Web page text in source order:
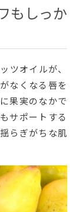
もしっか
ツオイルが、
なくなる唇を
果実のなかで
サポートする
らぎがちな肌